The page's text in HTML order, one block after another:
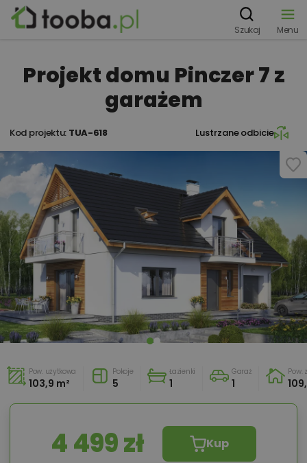
Szukaj Menu
Projekt domu Pinczer 7 z
garażem
Kod projektu: TUA-618 Lustrzane odbicie
Pow. użytkowa
103,9 m²
Pokoje
5
Łazienki
1
Garaż
1
Pow.
4 499 zł Kup